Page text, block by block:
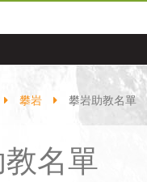
攀岩 攀岩助教名單
名單